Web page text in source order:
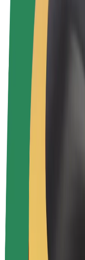
Proizvodi
Vožnje
Zarađuj uz Bolt
Vozači
Zarada vozača
Dostavljači
Zarada